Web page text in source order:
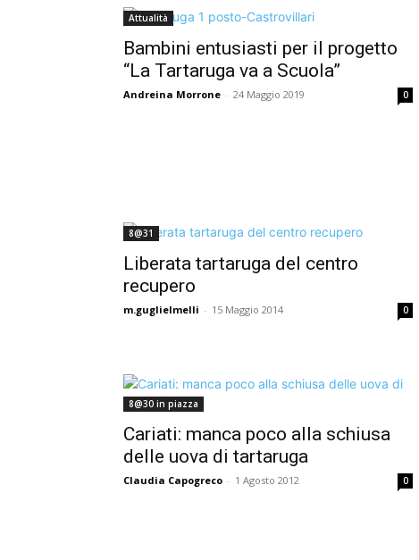
Attualità
Bambini entusiasti per il progetto
“La Tartaruga va a Scuola”
Andreina Morrone - 24 Maggio 2019 0
8@31
Liberata tartaruga del centro
recupero
m.guglielmelli - 15 Maggio 2014 0
8@30 in piazza
Cariati: manca poco alla schiusa
delle uova di tartaruga
Claudia Capogreco - 1 Agosto 2012 0